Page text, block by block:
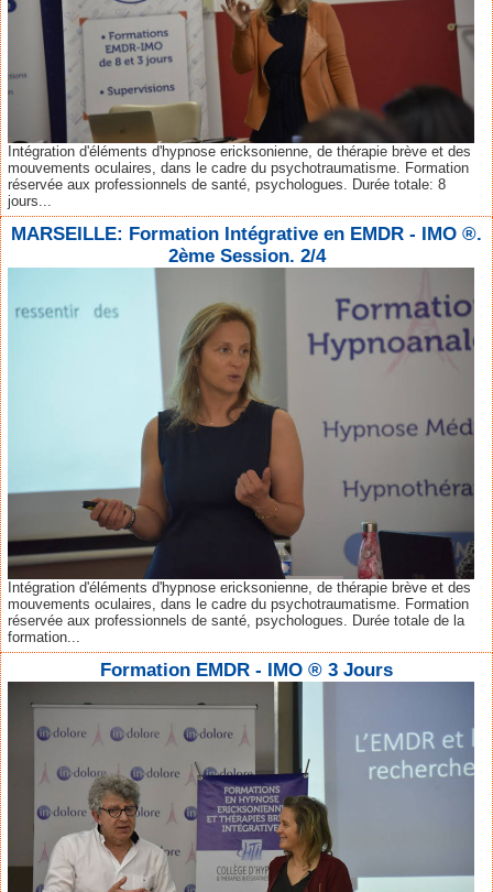
Intégration d'éléments d'hypnose ericksonienne, de thérapie brève et des
mouvements oculaires, dans le cadre du psychotraumatisme. Formation
réservée aux professionnels de santé, psychologues. Durée totale: 8
jours...
MARSEILLE: Formation Intégrative en EMDR - IMO ®.
2ème Session. 2/4
Intégration d'éléments d'hypnose ericksonienne, de thérapie brève et des
mouvements oculaires, dans le cadre du psychotraumatisme. Formation
réservée aux professionnels de santé, psychologues. Durée totale de la
formation...
Formation EMDR - IMO ® 3 Jours